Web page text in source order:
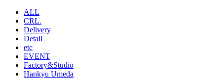
ALL
CRL.
Delivery
Detail
etc
EVENT
Factory&Studio
Hankyu Umeda